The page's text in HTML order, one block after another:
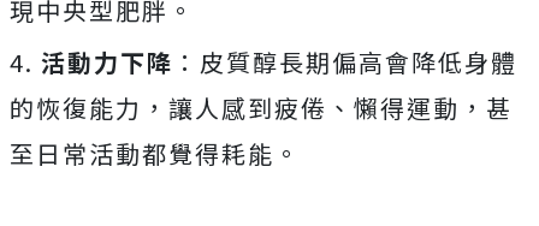
現中央型肥胖。
4. 活動力下降 ：皮質醇長期偏高會降低身體
的恢復能力，讓人感到疲倦、懶得運動，甚
至日常活動都覺得耗能。